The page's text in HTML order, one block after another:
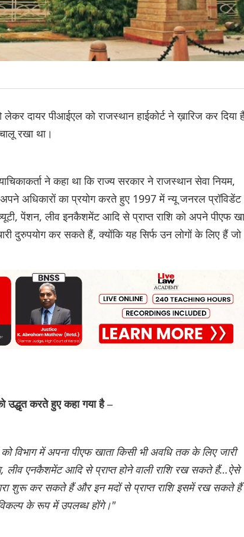
दायर पीआईएल को राजस्थान हाईकोर्ट ने ख़ारिज कर दिया
रखा था।
ने कहा था कि राज्य सरकार ने राजस्थान सेवा नियम,
अधिकारों का प्रयोग करते हुए 1997 में न्यू जनरल प्रॉविडेंट
पेंशन, लीव इनकैशमेंट आदि से प्राप्त राशि को अपने पीएफ
दुरुपयोग कर सकते हैं, क्योंकि यह सिर्फ उन लोगों के लिए हैं जो
करते हुए कहा गया है –
विभाग में अपना पीएफ खाता किसी भी अवधि तक के लिए जारी
लीव एनकैशमेंट आदि से प्राप्त होने वाली राशि रख सकते हैं…ऐसे
शुरू कर सकते हैं और इन मदों से प्राप्त राशि इसमें रख सकते
विकल्प के रूप में उपलब्ध होंगे।"